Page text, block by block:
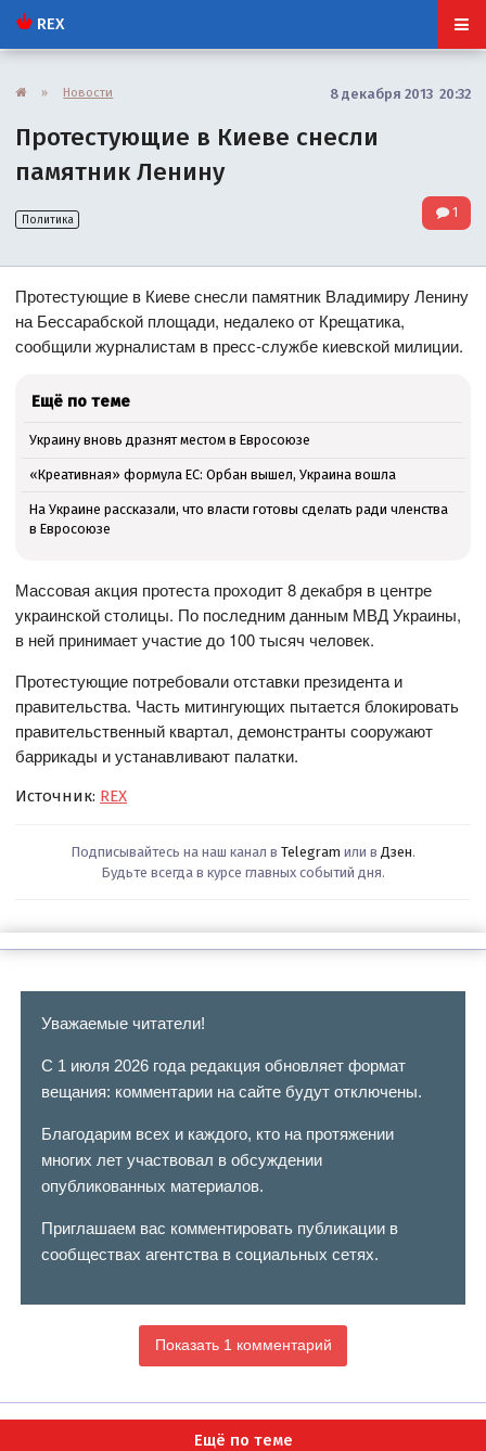
REX
» Новости 8 декабря 2013 20:32
Протестующие в Киеве снесли
памятник Ленину
Политика 1
Протестующие в Киеве снесли памятник Владимиру Ленину
на Бессарабской площади, недалеко от Крещатика,
сообщили журналистам в пресс-службе киевской милиции.
Ещё по теме
Украину вновь дразнят местом в Евросоюзе
«Креативная» формула ЕС: Орбан вышел, Украина вошла
На Украине рассказали, что власти готовы сделать ради членства
в Евросоюзе
Массовая акция протеста проходит 8 декабря в центре
украинской столицы. По последним данным МВД Украины,
в ней принимает участие до 100 тысяч человек.
Протестующие потребовали отставки президента и
правительства. Часть митингующих пытается блокировать
правительственный квартал, демонстранты сооружают
баррикады и устанавливают палатки.
Источник: REX
Подписывайтесь на наш канал в Telegram или в Дзен.
Будьте всегда в курсе главных событий дня.
Уважаемые читатели!
С 1 июля 2026 года редакция обновляет формат
вещания: комментарии на сайте будут отключены.
Благодарим всех и каждого, кто на протяжении
многих лет участвовал в обсуждении
опубликованных материалов.
Приглашаем вас комментировать публикации в
сообществах агентства в социальных сетях.
Показать 1 комментарий
Ещё по теме